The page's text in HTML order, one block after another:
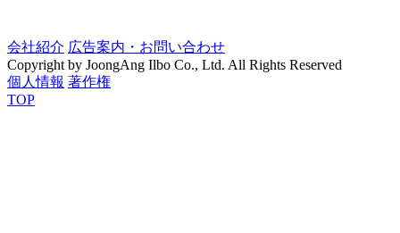
会社紹介 広告案内・お問い合わせ
Copyright by JoongAng Ilbo Co., Ltd. All Rights Reserved
個人情報 著作権
TOP